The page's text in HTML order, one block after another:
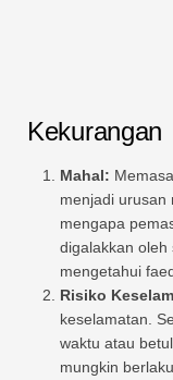
Kekurangan
Mahal:
menjadi urusan
mengapa
digalakkan oleh
mengetahui
Risiko
keselamatan.
waktu atau
mungkin